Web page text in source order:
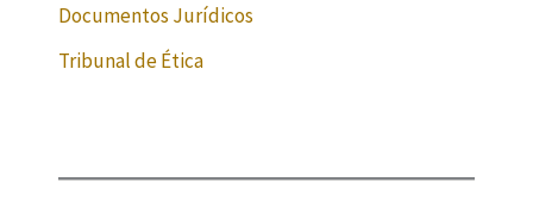
Documentos Jurídicos
Tribunal de Ética